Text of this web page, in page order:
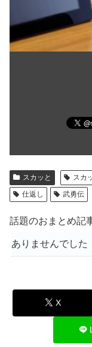
スカッと スカ
仕返し
武勇伝
話題のおまとめ記
ありませんでした
X